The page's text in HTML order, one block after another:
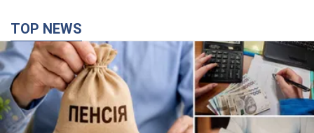
Украинцы "хакнули" Пенсионный фонд:
выплаты массово увеличивают из-за исков, но
денег не хватает
Как пересчитывают пенсии
3 години тому 63,3 т.